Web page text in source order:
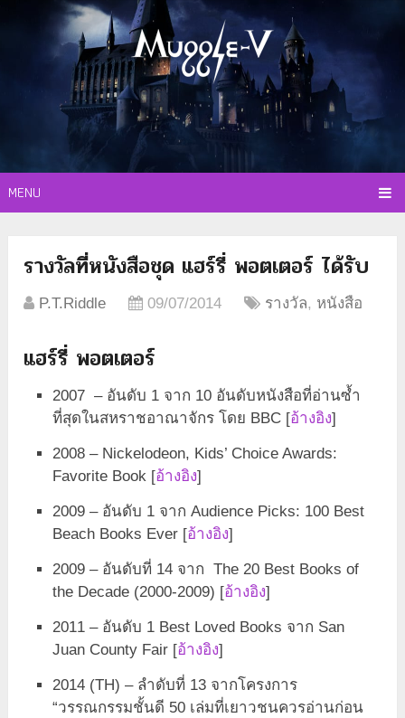
MENU
รางวัลที่หนังสือชุด แฮร์รี่ พอตเตอร์ ได้รับ
P.T.Riddle 09/07/2014 รางวัล, หนังสือ
แฮร์รี่ พอตเตอร์
2007 – อันดับ 1 จาก 10 อันดับหนังสือที่อ่านซ้ำ
ที่สุดในสหราชอาณาจักร โดย BBC [อ้างอิง]
2008 – Nickelodeon, Kids’ Choice Awards:
Favorite Book [อ้างอิง]
2009 – อันดับ 1 จาก Audience Picks: 100 Best
Beach Books Ever [อ้างอิง]
2009 – อันดับที่ 14 จาก The 20 Best Books of
the Decade (2000-2009) [อ้างอิง]
2011 – อันดับ 1 Best Loved Books จาก San
Juan County Fair [อ้างอิง]
2014 (TH) – ลำดับที่ 13 จากโครงการ
“วรรณกรรมชั้นดี 50 เล่มที่เยาวชนควรอ่านก่อน